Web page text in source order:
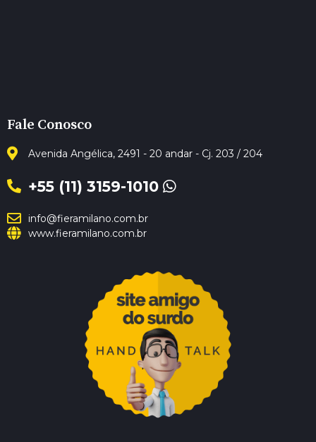
Fale Conosco
Avenida Angélica, 2491 - 20 andar - Cj. 203 / 204
+55 (11) 3159-1010
info@fieramilano.com.br
www.fieramilano.com.br